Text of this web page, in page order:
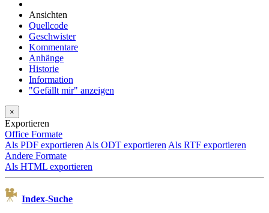
Ansichten
Quellcode
Geschwister
Kommentare
Anhänge
Historie
Information
"Gefällt mir" anzeigen
×
Exportieren
Office Formate
Als PDF exportieren Als ODT exportieren Als RTF exportieren
Andere Formate
Als HTML exportieren
Index-Suche